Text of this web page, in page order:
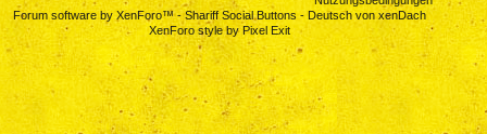
Forum software by XenForo™-Shariff Social Buttons- Deutsch von xenDach
XenForo style by Pixel Exit